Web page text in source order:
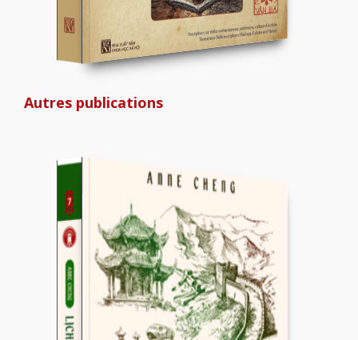
Autres publications